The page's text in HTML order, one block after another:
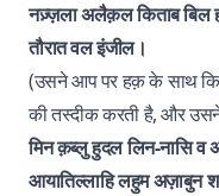
नज़्ज़ला अलैक़ल किताब बिल
तौरात वल इंजील।
(उसने आप पर हक़ के साथ
की तस्दीक करती है, और
मिन क़ब्लु हुदल लिन-नासि
आयातिल्लाहि लहुम अज़ाबुन